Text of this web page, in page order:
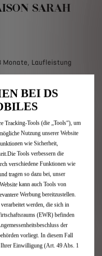
SARAH
Monate, Laufleistung
LAVOINE, Elektromotor,
LAVOINE:
km; CO2-Emission 0
BEI DS
Tracking-Tools (die „Tools“), um
Nutzung unserer Website
wie Sicherheit,
Tools verbessern die
verschiedene Funktionen wie
tragen so dazu bei, unser
kann auch Tools von
Werbung bereitzustellen.
werden, die sich in
(EWR) befinden
der
vorliegt. In diesem Fall
Einwilligung (Art. 49 Abs. 1